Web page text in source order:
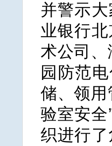
并警示
业银行
术公司、
园防范
储、领用
验室安全
织进行